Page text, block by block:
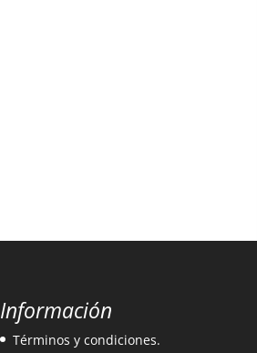
Información
Términos y condiciones.